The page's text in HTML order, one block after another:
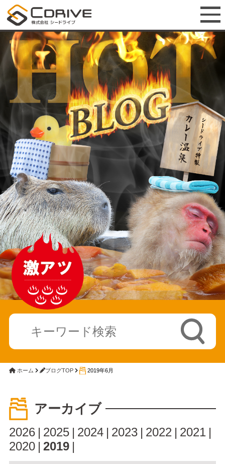
ホーム ブログTOP 2019年6月
アーカイブ
2026 2025 2024 2023 2022
2021
2020 2019